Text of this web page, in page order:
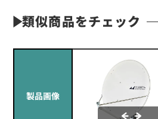
類似商品をチェック
製品画像